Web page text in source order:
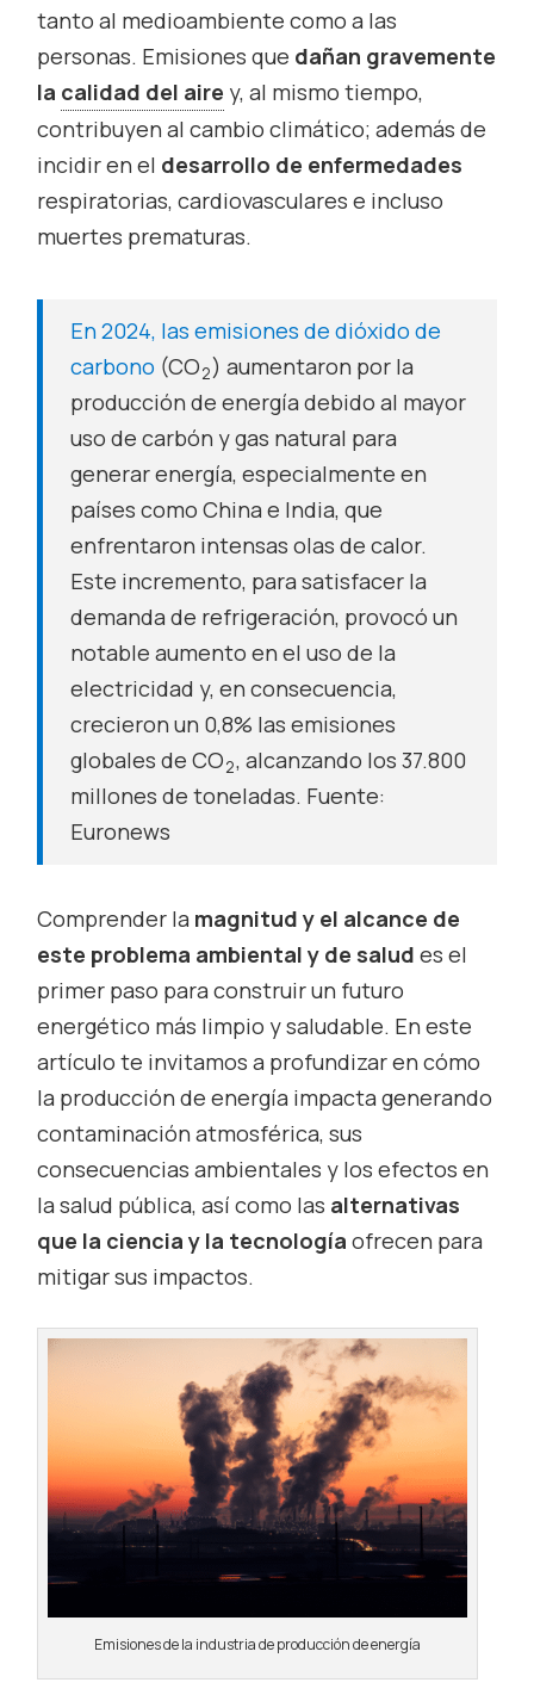
tanto al medioambiente como a las
personas. Emisiones que dañan gravemente
la calidad del aire y, al mismo tiempo,
contribuyen al cambio climático; además de
incidir en el desarrollo de enfermedades
respiratorias, cardiovasculares e incluso
muertes prematuras.
En 2024, las emisiones dedióxido de
carbono (CO2) aumentaron por la
producción de energía debido al mayor
uso de carbón y gas natural para
generar energía, especialmente en
países como China e India, que
enfrentaron intensas olas de calor.
Este incremento, para satisfacer la
demanda de refrigeración, provocó un
notable aumento en el uso de la
electricidad y, en consecuencia,
crecieron un 0,8% las emisiones
globales de CO2, alcanzando los 37.800
millones de toneladas. Fuente:
Euronews
Comprender la magnitud y el alcance de
este problema ambiental y de saludes el
primer paso para construir un futuro
energético más limpio y saludable. En este
artículo te invitamos a profundizar en cómo
la producción de energía impacta generando
contaminación atmosférica, sus
consecuencias ambientales y los efectos en
la salud pública, así como las alternativas
que la ciencia y la tecnología ofrecen para
mitigar sus impactos.
Emisiones de la industria de producción de energía